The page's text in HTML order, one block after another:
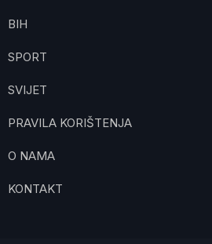
BIH
SPORT
SVIJET
PRAVILA KORIŠTENJA
O NAMA
KONTAKT